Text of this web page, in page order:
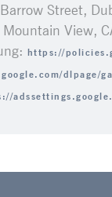
Street,
View,
https://
dlpage/